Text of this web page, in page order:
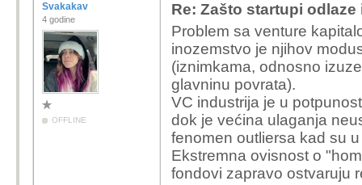
Svakakav
4 godine
OFFLINE
Re: Zašto startupi
Problem sa venture
inozemstvo je njihov
(iznimkama, odnosno
glavninu povrata).
VC industrija je u
dok je većina ulaganja
fenomen outliersa kad su
Ekstremna ovisnost o
fondovi zapravo ostvaruju